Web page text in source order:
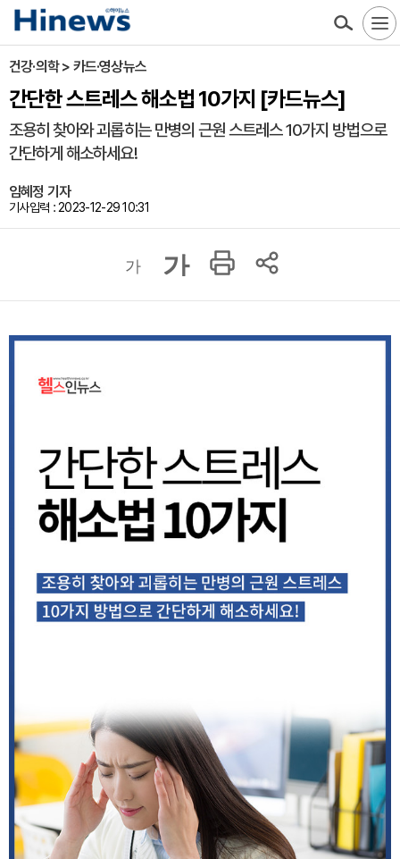
건강·의학 > 카드·영상뉴스
간단한 스트레스 해소법 10가지 [카드뉴스]
조용히 찾아와 괴롭히는 만병의 근원 스트레스 10가지 방법으로
간단하게 해소하세요!
임혜정 기자
기사입력 : 2023-12-29 10:31
가 가